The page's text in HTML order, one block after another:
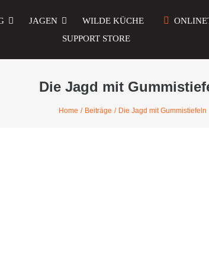
JAGEN WILDE KÜCHE
SUPPORT STORE
Die Jagd mit
Home Beiträge Die Jagd mit Gummistiefeln